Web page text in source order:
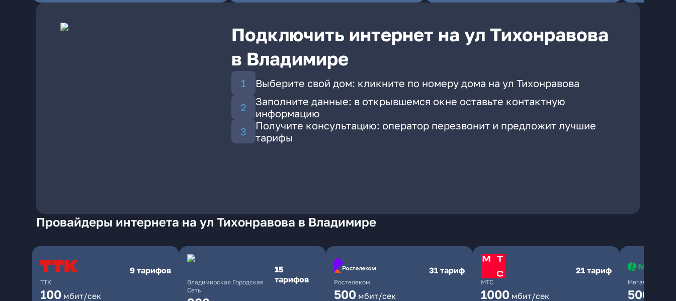
Подключить интернет на ул Тихонравова
в Владимире
Выберите свой дом: кликните по номеру дома на ул Тихонравова
Заполните данные: в открывшемся окне оставьте контактную
информацию
Получите консультацию: оператор перезвонит и предложит лучшие
тарифы
Провайдеры интернета на ул Тихонравова в Владимире
ТТК
9 тарифов
100 мбит/сек
Владимирская Городская
Сеть
15
тарифов
Ростелеком
31 тариф
500 мбит/сек
МТС
21 тариф
1000 мбит/сек
МегаФон
500